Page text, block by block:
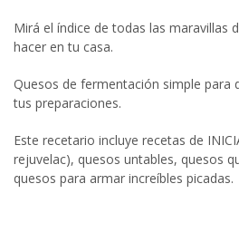
Mirá el índice de todas las maravillas
hacer en tu casa.
Quesos de fermentación simple para
tus preparaciones.
Este recetario incluye recetas de
rejuvelac), quesos untables, quesos
quesos para armar increíbles picadas.